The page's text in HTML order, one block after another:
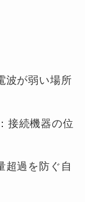
波が弱い場所
接続機器の位
超過を防ぐ自